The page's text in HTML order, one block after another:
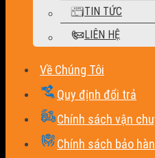
TIN TỨC
LIÊN HỆ
Về Chúng Tôi
Quy định đổi trả
Chính sách vận
Chính sách bảo